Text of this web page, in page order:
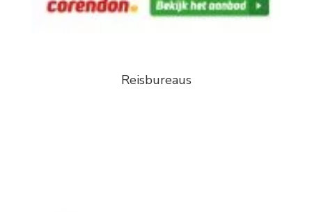
Reisbureaus